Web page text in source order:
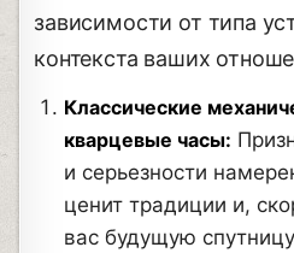
зависимости от типа
контекста ваших
Классические
кварцевые часы:
и серьезности
ценит традиции и,
вас будущую